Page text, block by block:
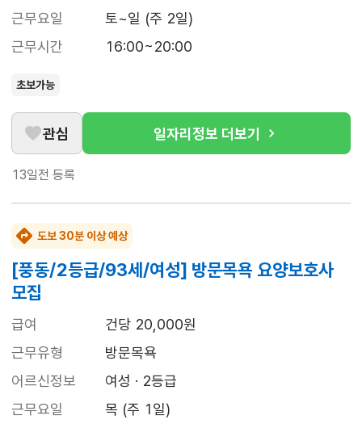
근무요일
토~일 (주 2일)
근무시간
16:00~20:00
초보가능
관심 일자리정보 더보기
13일전 등록
도보 30분 이상 예상
[풍동/2등급/93세/여성] 방문목욕 요양보호사
모집
급여
건당 20,000원
근무유형
방문목욕
어르신정보
여성 · 2등급
근무요일
목 (주 1일)